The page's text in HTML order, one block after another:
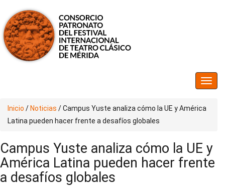
Inicio / Noticias /Campus Yuste analiza cómo la UE y América
Latina pueden hacer frente a desafíos globales
Campus Yuste analiza cómo la UE y
América Latina pueden hacer frente
a desafíos globales